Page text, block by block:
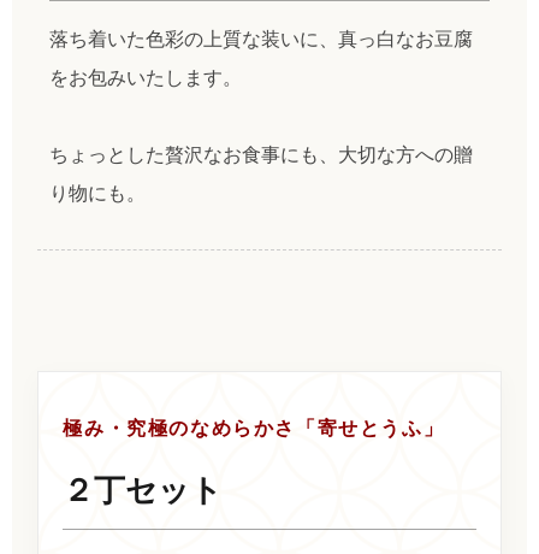
落ち着いた色彩の上質な装いに、真っ白なお豆腐
をお包みいたします。
ちょっとした贅沢なお食事にも、大切な方への贈
り物にも。
極み・究極のなめらかさ「寄せとうふ」
２丁セット